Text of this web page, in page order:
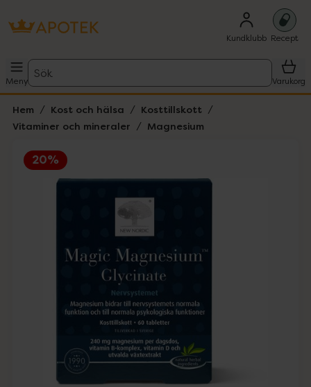
Kundklubb Recept
Meny
Sök
Varukorg
Hem Kost och hälsa
Kosttillskott
Vitaminer och mineraler
Magnesium
20%
Lista: . Innehåller 1 objekt.